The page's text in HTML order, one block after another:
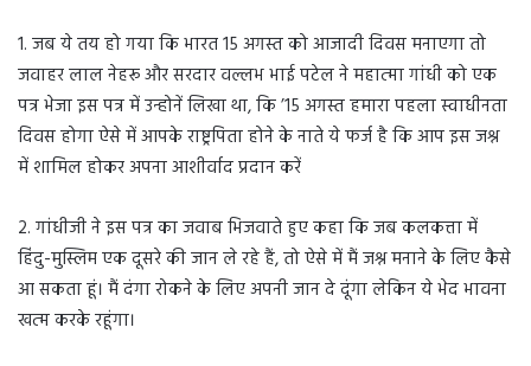
1. जब ये तय हो गया कि भारत 15 अगस्त को आजादी दिवस मनाएगा तो
जवाहर लाल नेहरू और सरदार वल्लभ भाई पटेल ने महात्मा गांधी को एक
पत्र भेजा इस पत्र में उन्होनें लिखा था, कि ’15 अगस्त हमारा पहला स्वाधीनता
दिवस होगा ऐसे में आपके राष्ट्रपिता होने के नाते ये फर्ज है कि आप इस जश्न
में शामिल होकर अपना आशीर्वाद प्रदान करें
2. गांधीजी ने इस पत्र का जवाब भिजवाते हुए कहा कि जब कलकत्ता में
हिंदु-मुस्लिम एक दूसरे की जान ले रहे हैं, तो ऐसे में मैं जश्न मनाने के लिए कैसे
आ सकता हूं। मैं दंगा रोकने के लिए अपनी जान दे दूंगा लेकिन ये भेद भावना
खत्म करके रहूंगा।